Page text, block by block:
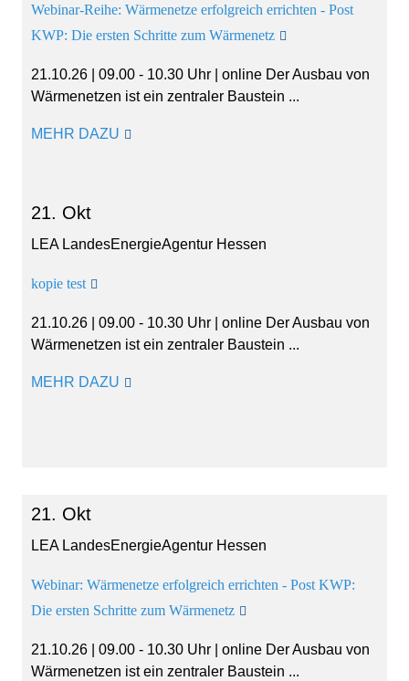
Webinar-Reihe: Wärmenetze erfolgreich errichten - Post
KWP: Die ersten Schritte zum Wärmenetz
21.10.26 | 09.00 - 10.30 Uhr | online Der Ausbau von
Wärmenetzen ist ein zentraler Baustein ...
MEHR DAZU
21. Okt
LEA LandesEnergieAgentur Hessen
kopie test
21.10.26 | 09.00 - 10.30 Uhr | online Der Ausbau von
Wärmenetzen ist ein zentraler Baustein ...
MEHR DAZU
21. Okt
LEA LandesEnergieAgentur Hessen
Webinar: Wärmenetze erfolgreich errichten - Post KWP:
Die ersten Schritte zum Wärmenetz
21.10.26 | 09.00 - 10.30 Uhr | online Der Ausbau von
Wärmenetzen ist ein zentraler Baustein ...